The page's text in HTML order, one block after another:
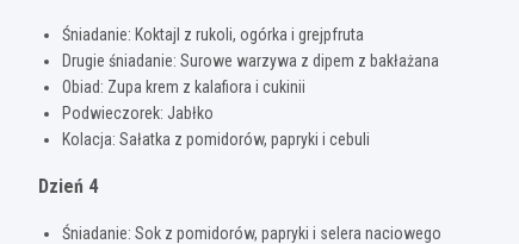
Śniadanie: Koktajl z rukoli, ogórka i grejpfruta
Drugie śniadanie: Surowe warzywa z dipem z bakłażana
Obiad: Zupa krem z kalafiora i cukinii
Podwieczorek: Jabłko
Kolacja: Sałatka z pomidorów, papryki i cebuli
Dzień 4
Śniadanie: Sok z pomidorów, papryki i selera naciowego